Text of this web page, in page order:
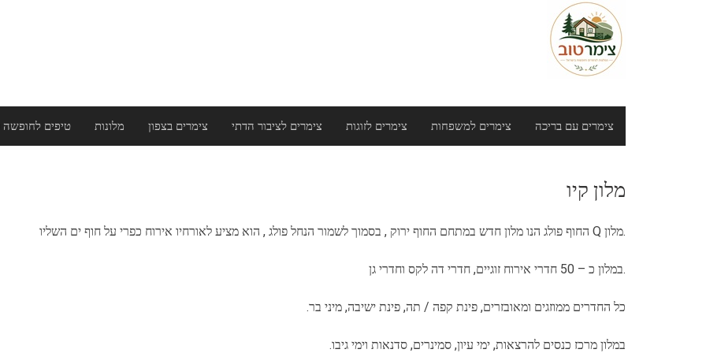
צימרים עם בריכה צימרים למשפחות צימרים לזוגות צימרים לציבור הדתי צימרים בצפון מלונות טיפים לחופשה
מלון קיו
.מלון Q החוף פולג הנו מלון חדש במתחם החוף ירוק , בסמוך לשמור הנחל פולג , הוא מציע לאורחיו אירוח כפרי על חוף ים השליו
.במלון כ – 50 חדרי אירוח זוגיים, חדרי דה לקס וחדרי גן
כל החדרים ממוזגים ומאובזרים, פינת קפה / תה, פינת ישיבה, מיני בר.
במלון מרכז כנסים להרצאות, ימי עיון, סמינרים, סדנאות וימי גיבו.